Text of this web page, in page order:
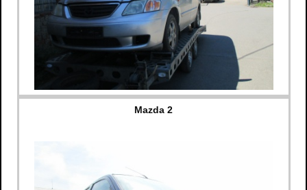
Mazda 2